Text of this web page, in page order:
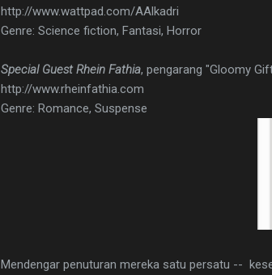
http://www.wattpad.com/AAlkadri
Genre: Science fiction, Fantasi, Horror
Special Guest Rhein Fathia, pengarang "Gloomy
http://www.rheinfathia.com
Genre: Romance, Suspense
Mendengar penuturan mereka satu persatu --